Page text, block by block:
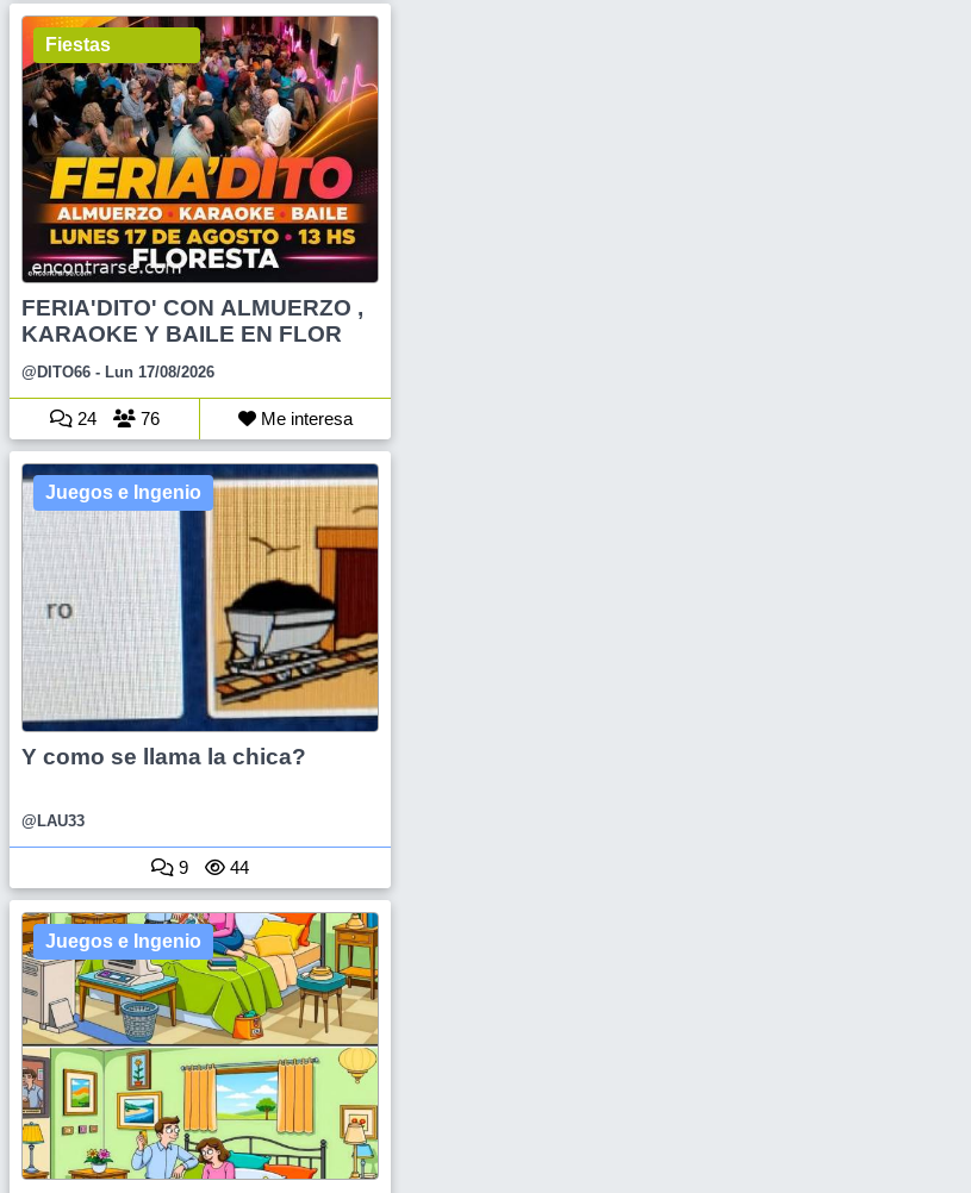
Fiestas
FERIA'DITO' CON ALMUERZO ,
KARAOKE Y BAILE EN FLOR
@DITO66 - Lun 17/08/2026
24 76 Me interesa
Juegos e Ingenio
Y como se llama la chica?
@LAU33
9 44
Juegos e Ingenio